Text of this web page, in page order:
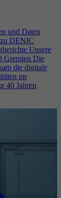
und Daten
DENIC
Unsere
Gremien Die
die digitale
im
40 Jahren